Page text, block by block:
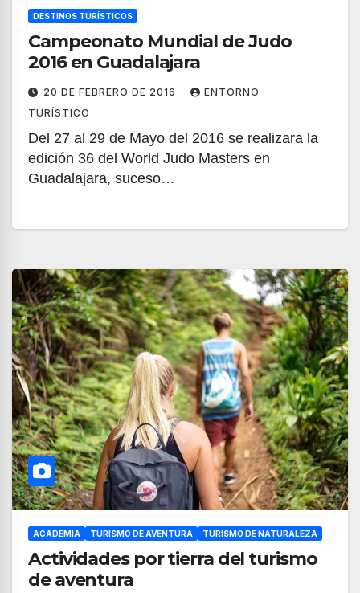
DESTINOS TURÍSTICOS
Campeonato Mundial de Judo
2016 en Guadalajara
20 DE FEBRERO DE 2016
ENTORNO
TURÍSTICO
Del 27 al 29 de Mayo del 2016 se realizara la
edición 36 del World Judo Masters en
Guadalajara, suceso…
ACADEMIA TURISMO DE AVENTURA TURISMO DE NATURALEZA
Actividades por tierra del turismo
de aventura